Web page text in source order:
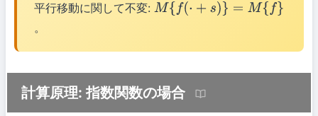
平行移動に関して不変: M{ f(⋅+s )}= M{f
。
計算原理: 指数関数の場合